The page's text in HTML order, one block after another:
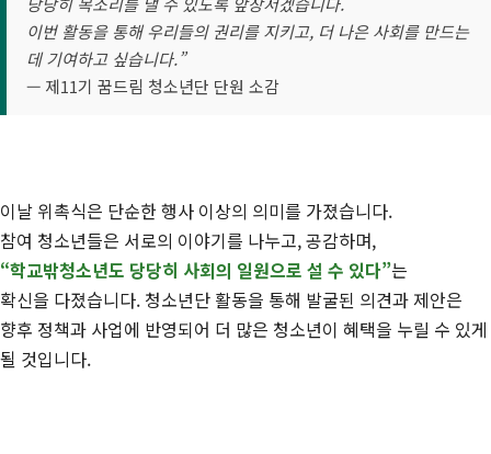
이번 활동을 통해 우리들의 권리를 지키고, 더 나은 사회를 만드는
데 기여하고 싶습니다.”
— 제11기 꿈드림 청소년단 단원 소감
이날 위촉식은 단순한 행사 이상의 의미를 가졌습니다.
참여 청소년들은 서로의 이야기를 나누고, 공감하며,
“학교밖청소년도 당당히 사회의 일원으로 설 수 있다”는
확신을 다졌습니다. 청소년단 활동을 통해 발굴된 의견과 제안은
향후 정책과 사업에 반영되어 더 많은 청소년이 혜택을 누릴 수 있게
될 것입니다.